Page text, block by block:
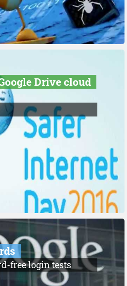
Drive cloud
free login tests